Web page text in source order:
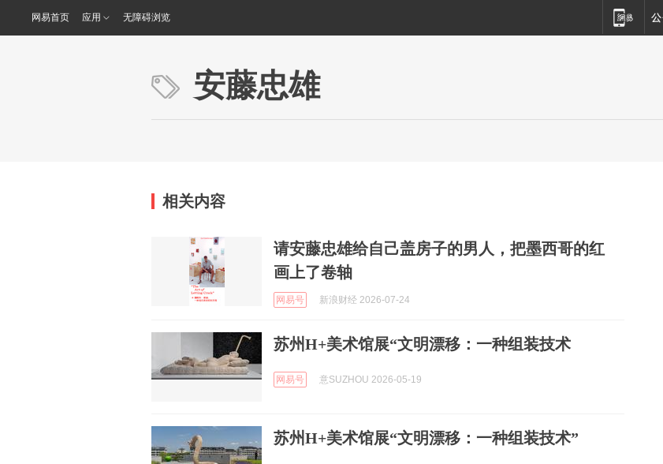
网易首页 应用 无障碍浏览
安藤忠雄
相关内容
请安藤忠雄给自己盖房子的男人，把墨西哥的红
画上了卷轴
网易号 新浪财经 2026-07-24
苏州H+美术馆展“文明漂移：一种组装技术
网易号 意SUZHOU 2026-05-19
苏州H+美术馆展“文明漂移：一种组装技术”